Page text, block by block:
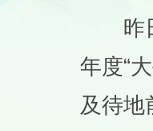
昨日
年度“
及待地